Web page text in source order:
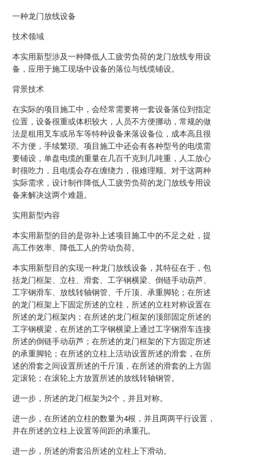
一种龙门放线设备
技术领域
本实用新型涉及一种降低人工疲劳负荷的龙门放线专用设
备，应用于施工现场中设备的落位与线缆铺设。
背景技术
在实际的项目施工中，会经常需要将一套设备落位到指定
位置，设备很重或体积较大，人员不方便挪动，常规的做
法是租用叉车或吊车等特种设备来落设备位，成本高且很
不方便，手续繁琐。项目施工中还会有各种型号的电缆需
要铺设，单盘电缆的重量在几百千克到几吨重，人工放心
时很吃力，且电缆会存在缠绕力，很难理顺。对于这两种
实际需求，设计制作降低人工疲劳负荷的龙门放线专用设
备来解决这两个难题。
实用新型内容
本实用新型的目的是弥补上述项目施工中的不足之处，提
高工作效率、降低工人的劳动负荷。
本实用新型目的实现一种龙门放线设备，其特征在于，包
括龙门框架、立柱、滑套、工字钢横梁、倒链手动葫芦、
工字钢滑车、放线转轴钢管、千斤顶、承重脚轮；在所述
的龙门框架上下固定所述的立柱，所述的立柱对称设置在
所述的龙门框架内；在所述的龙门框架的顶部固定所述的
工字钢横梁，在所述的工字钢横梁上通过工字钢滑车连接
所述的倒链手动葫芦；在所述的龙门框架的下方固定所述
的承重脚轮；在所述的立柱上活动设置所述的滑套，在所
述的滑套之间设置所述的千斤顶，在所述的滑套的上方固
定滚轮；在滚轮上方放置所述的放线转轴钢管。
进一步，所述的龙门框架为2个，并且对称。
进一步，在所述的立柱的数量为4根，并且两两平行设置，
并在所述的立柱上设置等间距的承重孔。
进一步，所述的滑套沿所述的立柱上下滑动。